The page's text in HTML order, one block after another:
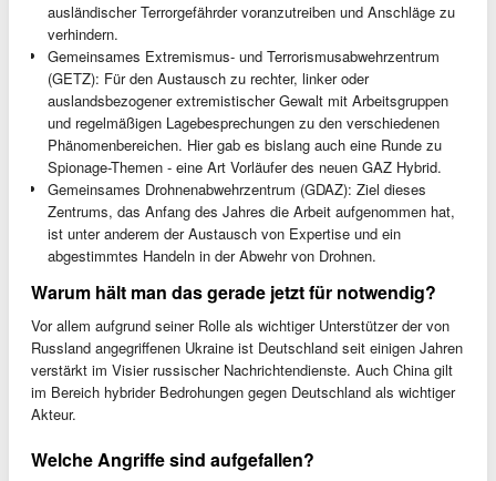
ausländischer Terrorgefährder voranzutreiben und Anschläge zu
verhindern.
Gemeinsames Extremismus- und Terrorismusabwehrzentrum
(GETZ): Für den Austausch zu rechter, linker oder
auslandsbezogener extremistischer Gewalt mit Arbeitsgruppen
und regelmäßigen Lagebesprechungen zu den verschiedenen
Phänomenbereichen. Hier gab es bislang auch eine Runde zu
Spionage-Themen - eine Art Vorläufer des neuen GAZ Hybrid.
Gemeinsames Drohnenabwehrzentrum (GDAZ): Ziel dieses
Zentrums, das Anfang des Jahres die Arbeit aufgenommen hat,
ist unter anderem der Austausch von Expertise und ein
abgestimmtes Handeln in der Abwehr von Drohnen.
Warum hält man das gerade jetzt für notwendig?
Vor allem aufgrund seiner Rolle als wichtiger Unterstützer der von
Russland angegriffenen Ukraine ist Deutschland seit einigen Jahren
verstärkt im Visier russischer Nachrichtendienste. Auch China gilt
im Bereich hybrider Bedrohungen gegen Deutschland als wichtiger
Akteur.
Welche Angriffe sind aufgefallen?